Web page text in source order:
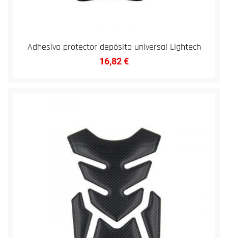
Adhesivo protector depósito universal Lightech
16,82€